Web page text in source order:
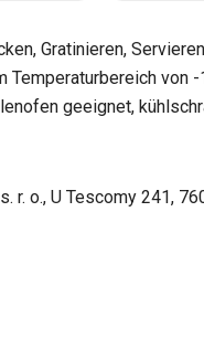
Gratinieren,
Temperaturbereich von
geeignet,
r. o., U Tescomy 241,